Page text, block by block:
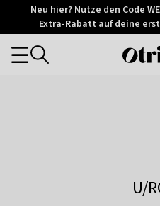
Otrium
Trustpilot
Neu hier? Nutze den Code
Extra-Rabatt auf deine
Categories
U/